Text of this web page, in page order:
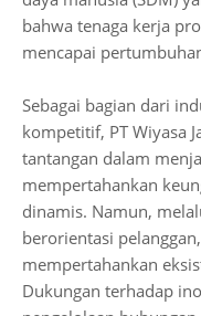
bahwa tenaga kerja
mencapai
Sebagai bagian dari
kompetitif, PT Wiyasa
tantangan dalam
mempertahankan
dinamis. Namun,
berorientasi
mempertahankan
Dukungan terhadap